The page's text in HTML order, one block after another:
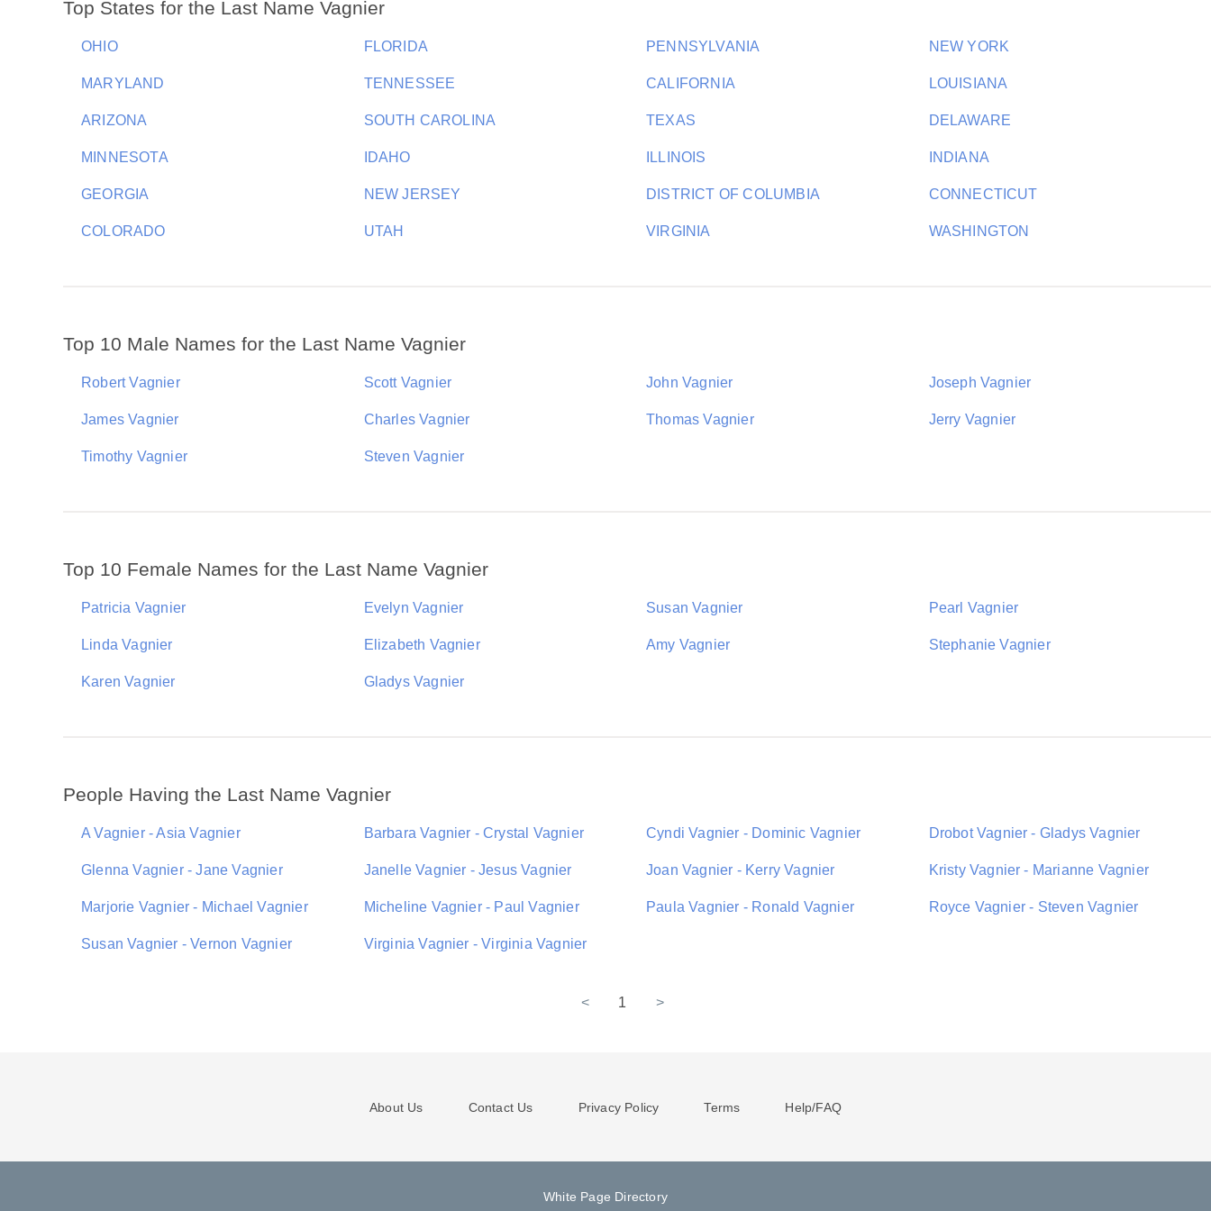
Top States for the Last Name Vagnier
OHIO FLORIDA PENNSYLVANIA NEW YORK
MARYLAND TENNESSEE CALIFORNIA LOUISIANA
ARIZONA SOUTH CAROLINA TEXAS DELAWARE
MINNESOTA IDAHO ILLINOIS INDIANA
GEORGIA NEW JERSEY DISTRICT OF COLUMBIA CONNECTICUT
COLORADO UTAH VIRGINIA WASHINGTON
Top 10 Male Names for the Last Name Vagnier
Robert Vagnier Scott Vagnier John Vagnier Joseph Vagnier
James Vagnier Charles Vagnier Thomas Vagnier Jerry Vagnier
Timothy Vagnier Steven Vagnier
Top 10 Female Names for the Last Name Vagnier
Patricia Vagnier Evelyn Vagnier Susan Vagnier Pearl Vagnier
Linda Vagnier Elizabeth Vagnier Amy Vagnier Stephanie Vagnier
Karen Vagnier Gladys Vagnier
People Having the Last Name Vagnier
A Vagnier - Asia Vagnier Barbara Vagnier - Crystal Vagnier Cyndi Vagnier - Dominic Vagnier Drobot Vagnier - Gladys Vagnier
Glenna Vagnier - Jane Vagnier Janelle Vagnier - Jesus Vagnier Joan Vagnier - Kerry Vagnier Kristy Vagnier - Marianne Vagnier
Marjorie Vagnier - Michael Vagnier Micheline Vagnier - Paul Vagnier Paula Vagnier - Ronald Vagnier Royce Vagnier - Steven Vagnier
Susan Vagnier - Vernon Vagnier Virginia Vagnier - Virginia Vagnier
< 1 >
About Us Contact Us Privacy Policy Terms Help/FAQ
White Page Directory